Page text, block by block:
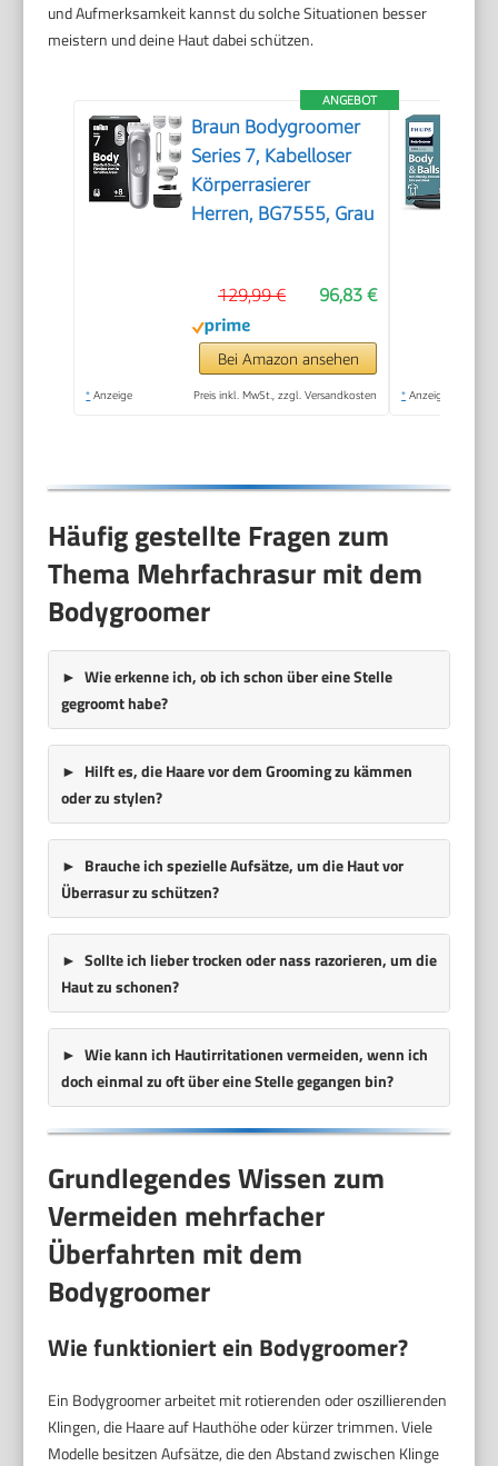
und Aufmerksamkeit kannst du solche Situationen besser
meistern und deine Haut dabei schützen.
ANGEBOT
Braun Bodygroomer
Series 7, Kabelloser
Körperrasierer
Herren, BG7555, Grau
96,83 €
129,99 €
Bei Amazon ansehen
* Anzeige Preis inkl. MwSt., zzgl. Versandkosten * Anzeige
Häufig gestellte Fragen zum
Thema Mehrfachrasur mit dem
Bodygroomer
Wie erkenne ich, ob ich schon über eine Stelle
gegroomt habe?
Hilft es, die Haare vor dem Grooming zu kämmen
oder zu stylen?
Brauche ich spezielle Aufsätze, um die Haut vor
Überrasur zu schützen?
Sollte ich lieber trocken oder nass razorieren, um die
Haut zu schonen?
Wie kann ich Hautirritationen vermeiden, wenn ich
doch einmal zu oft über eine Stelle gegangen bin?
Grundlegendes Wissen zum
Vermeiden mehrfacher
Überfahrten mit dem
Bodygroomer
Wie funktioniert ein Bodygroomer?
Ein Bodygroomer arbeitet mit rotierenden oder oszillierenden
Klingen, die Haare auf Hauthöhe oder kürzer trimmen. Viele
Modelle besitzen Aufsätze, die den Abstand zwischen Klinge